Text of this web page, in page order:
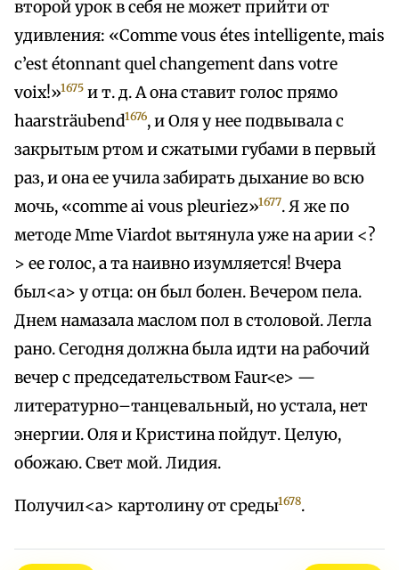
второй урок в себя не может прийти от
удивления: «Comme vous étes intelligente, mais
c’est étonnant quel changement dans votre
voix!»1675 и т. д. A она ставит голос прямо
haarsträubend1676, и Оля у нее подвывала с
закрытым ртом и сжатыми губами в первый
раз, и она ее учила забирать дыхание во всю
мочь, «comme ai vous pleuriez»1677. Я же по
методе Mme Viardot вытянула уже на арии <?
> ее голос, а та наивно изумляется! Вчера
был<а> у отца: он был болен. Вечером пела.
Днем намазала маслом пол в столовой. Легла
рано. Сегодня должна была идти на рабочий
вечер с председательством Faur<e> —
литературно–танцевальный, но устала, нет
энергии. Оля и Кристина пойдут. Целую,
обожаю. Свет мой. Лидия.
Получил<а> картолину от среды1678.